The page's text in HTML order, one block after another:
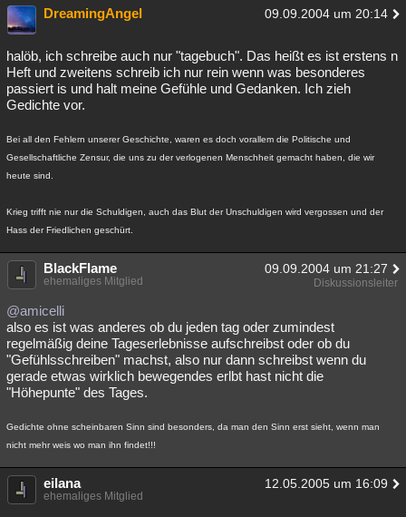
DreamingAngel 09.09.2004 um 20:14
halöb, ich schreibe auch nur "tagebuch". Das heißt es ist erstens n
Heft und zweitens schreib ich nur rein wenn was besonderes
passiert is und halt meine Gefühle und Gedanken. Ich zieh
Gedichte vor.
Bei all den Fehlern unserer Geschichte, waren es doch vorallem die Politische und
Gesellschaftliche Zensur, die uns zu der verlogenen Menschheit gemacht haben, die wir
heute sind.
Krieg trifft nie nur die Schuldigen, auch das Blut der Unschuldigen wird vergossen und der
Hass der Friedlichen geschürt.
BlackFlame 09.09.2004 um 21:27
ehemaliges Mitglied Diskussionsleiter
@amicelli
also es ist was anderes ob du jeden tag oder zumindest
regelmäßig deine Tageserlebnisse aufschreibst oder ob du
"Gefühlsschreiben" machst, also nur dann schreibst wenn du
gerade etwas wirklich bewegendes erlbt hast nicht die
"Höhepunte" des Tages.
Gedichte ohne scheinbaren Sinn sind besonders, da man den Sinn erst sieht, wenn man
nicht mehr weis wo man ihn findet!!!
eilana 12.05.2005 um 16:09
ehemaliges Mitglied